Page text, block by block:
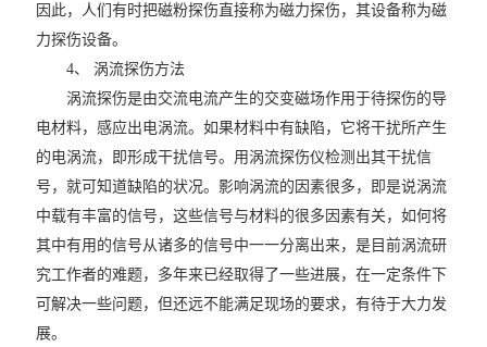
因此，人们有时把磁粉探伤直接称为磁力探伤，其设备称为磁
力探伤设备。
4、 涡流探伤方法
涡流探伤是由交流电流产生的交变磁场作用于待探伤的导
电材料，感应出电涡流。如果材料中有缺陷，它将干扰所产生
的电涡流，即形成干扰信号。用涡流探伤仪检测出其干扰信
号，就可知道缺陷的状况。影响涡流的因素很多，即是说涡流
中载有丰富的信号，这些信号与材料的很多因素有关，如何将
其中有用的信号从诸多的信号中一一分离出来，是目前涡流研
究工作者的难题，多年来已经取得了一些进展，在一定条件下
可解决一些问题，但还远不能满足现场的要求，有待于大力发
展。